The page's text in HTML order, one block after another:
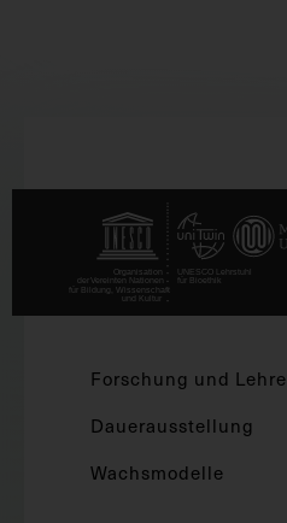
Forschung und Lehre
Dauerausstellung
Wachsmodelle